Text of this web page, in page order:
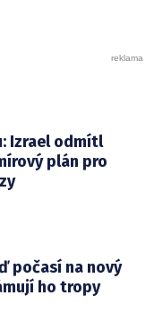
Izrael odmítl
plán pro
počasí na nový
ho tropy